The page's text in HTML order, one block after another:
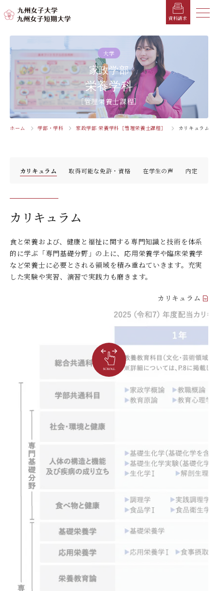
資料請求 メニ
メ
ー
閉
じ
る
受験生の方へ
在学生の方へ
卒業生の方へ
保護者の方へ
教職員の方へ
総合案内
学長メッセージ
キャンパスマップ・施設紹介
教育理念・学則
沿革
公式SNS
情報公開
学部・学科
九州女子大学
家政学部
児童・幼児教育学科（旧 人間発達学科 人間発達
心理・文化学科（旧 人間発達学科 人間基礎学専
攻）
人間科学研究科
人間科学専攻（修士課程）
学部・学科
九州女子短期大学
子ども健康学科
子ども健康学専攻
教員検索
学生生活
キャンパスカレンダー
学納金
奨学金
学友会（サークル紹介）
就職情報
就職活動年間スケジュール
就職対策講座・ガイダンス
就職・キャリア支援
免許・資格一覧
対象者別
就職状況
入試情報
入学試験要項・提出書類
入試日程・科目
出願方法
入学定員・選抜区分別募集定員
大学見学
進路相談会案内
大規模災害により被災した本入学への特別措置
交通アクセス
大学
家政学部
栄養学科
［管理栄養士課程］
ホーム 学部・学科 家政学部 栄養学科［管理栄養士課程］ カリキュラム
カリキュラム 取得可能な免許・資格 在学生の声 内定者の声
カリキュラム
食と栄養および、健康と福祉に関する専門知識と技術を体系
的に学ぶ「専門基礎分野」の上に、応用栄養学や臨床栄養学
など栄養士に必要とされる領域を積み重ねていきます。充実
した実験や実習、演習で実践力も磨きます。
カリキュラム